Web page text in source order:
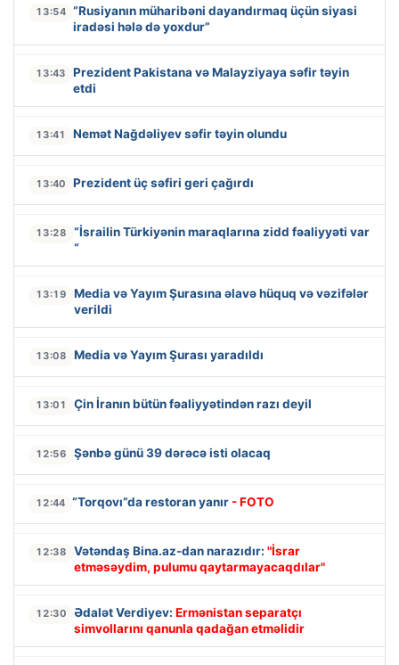
13:54 “Rusiyanın müharibəni dayandırmaq üçün siyasi
iradəsi hələ də yoxdur”
13:43
Prezident Pakistana və Malayziyaya səfir təyin
etdi
13:41 Nemət Nağdəliyev səfir təyin olundu
13:40 Prezident üç səfiri geri çağırdı
13:28
“İsrailin Türkiyənin maraqlarına zidd fəaliyyəti var
“
13:19
Media və Yayım Şurasına əlavə hüquq və vəzifələr
verildi
13:08 Media və Yayım Şurası yaradıldı
13:01 Çin İranın bütün fəaliyyətindən razı deyil
12:56 Şənbə günü 39 dərəcə isti olacaq
12:44 “Torqovı”da restoran yanır - FOTO
12:38 Vətəndaş Bina.az-dan narazıdır: "İsrar
etməsəydim, pulumu qaytarmayacaqdılar"
12:30 Ədalət Verdiyev: Ermənistan separatçı
simvollarını qanunla qadağan etməlidir